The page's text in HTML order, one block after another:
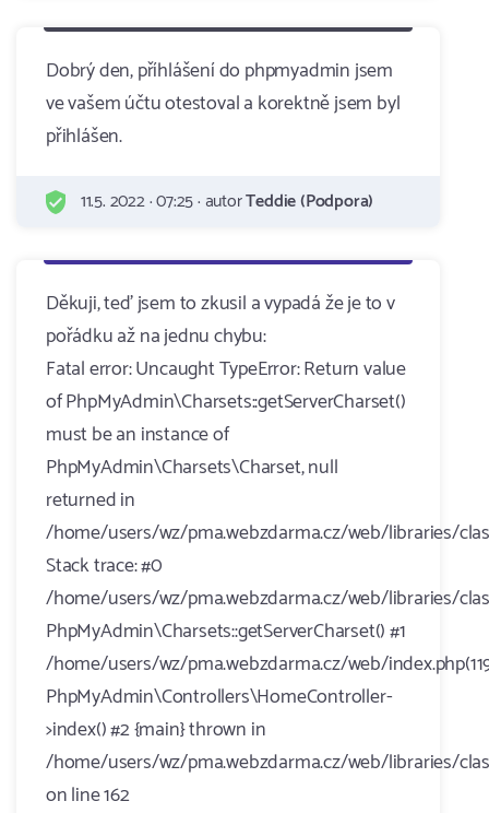
Dobrý den, příhlášení do phpmyadmin jsem
ve vašem účtu otestoval a korektně jsem byl
přihlášen.
11.5. 2022 · 07:25 · autorTeddie (Podpora)
Děkuji, teď jsem to zkusil a vypadá že je to v
pořádku až na jednu chybu:
Fatal error: Uncaught TypeError: Return value
of PhpMyAdmin\Charsets::getServerCharset()
must be an instance of
PhpMyAdmin\Charsets\Charset, null
returned in
/home/users/wz/pma.webzdarma.cz/web/libraries/
Stack trace: #0
/home/users/wz/pma.webzdarma.cz/web/libraries/
PhpMyAdmin\Charsets::getServerCharset() #1
/home/users/wz/pma.webzdarma.cz/web/
PhpMyAdmin\Controllers\HomeController-
>index() #2 {main} thrown in
/home/users/wz/pma.webzdarma.cz/web/libraries/
on line 162